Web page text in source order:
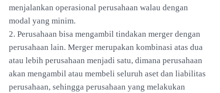
menjalankan operasional perusahaan walau dengan
modal yang minim.
2. Perusahaan bisa mengambil tindakan merger dengan
perusahaan lain. Merger merupakan kombinasi atas dua
atau lebih perusahaan menjadi satu, dimana perusahaan
akan mengambil atau membeli seluruh aset dan liabilitas
perusahaan, sehingga perusahaan yang melakukan